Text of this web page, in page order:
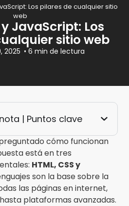
Los pilares de cualquier sitio
web
y JavaScript: Los
sitio web
2025 • 6 min de lectura
| Puntos clave
cómo funcionan
está en tres
HTML, CSS y
son la base sobre la
las páginas en internet,
plataformas avanzadas.